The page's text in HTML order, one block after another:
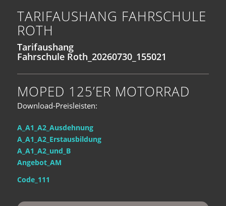
TARIFAUSHANG FAHRSCHULE
ROTH
Tarifaushang
Fahrschule Roth_20260730_155021
MOPED 125’ER MOTORRAD
Download-Preisleisten:
A_A1_A2_Ausdehnung
A_A1_A2_Erstausbildung
A_A1_A2_und_B
Angebot_AM
Code_111